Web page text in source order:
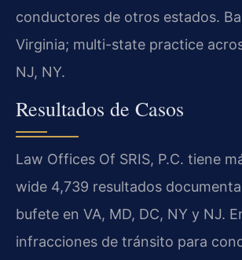
conductores de otros estados.
Virginia; multi-state practice
NJ, NY.
Resultados de Casos
Law Offices Of SRIS, P.C. tiene
wide 4,739 resultados
bufete en VA, MD, DC, NY y NJ.
infracciones de tránsito para